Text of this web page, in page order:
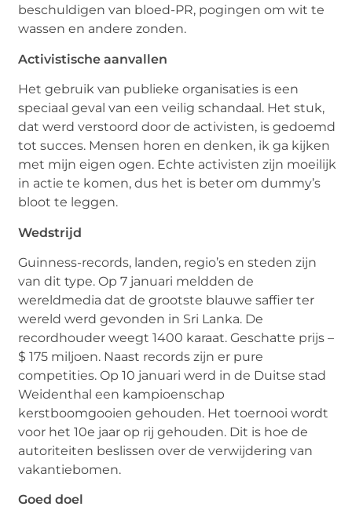
beschuldigen van bloed-PR, pogingen om wit te
wassen en andere zonden.
Activistische aanvallen
Het gebruik van publieke organisaties is een
speciaal geval van een veilig schandaal. Het stuk,
dat werd verstoord door de activisten, is gedoemd
tot succes. Mensen horen en denken, ik ga kijken
met mijn eigen ogen. Echte activisten zijn moeilijk
in actie te komen, dus het is beter om dummy’s
bloot te leggen.
Wedstrijd
Guinness-records, landen, regio’s en steden zijn
van dit type. Op 7 januari meldden de
wereldmedia dat de grootste blauwe saffier ter
wereld werd gevonden in Sri Lanka. De
recordhouder weegt 1400 karaat. Geschatte prijs –
$ 175 miljoen. Naast records zijn er pure
competities. Op 10 januari werd in de Duitse stad
Weidenthal een kampioenschap
kerstboomgooien gehouden. Het toernooi wordt
voor het 10e jaar op rij gehouden. Dit is hoe de
autoriteiten beslissen over de verwijdering van
vakantiebomen.
Goed doel